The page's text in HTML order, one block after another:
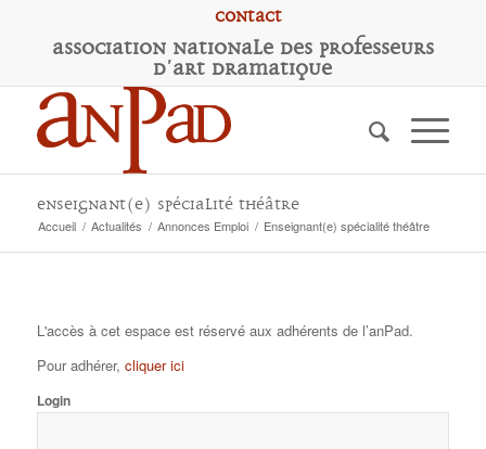
Contact
Association Nationale des Professeurs
d'Art Dramatique
Enseignant(e) spécialité théâtre
Accueil / Actualités / Annonces Emploi / Enseignant(e) spécialité théâtre
L'accès à cet espace est réservé aux adhérents de l’anPad.
Pour adhérer, cliquer ici
Login